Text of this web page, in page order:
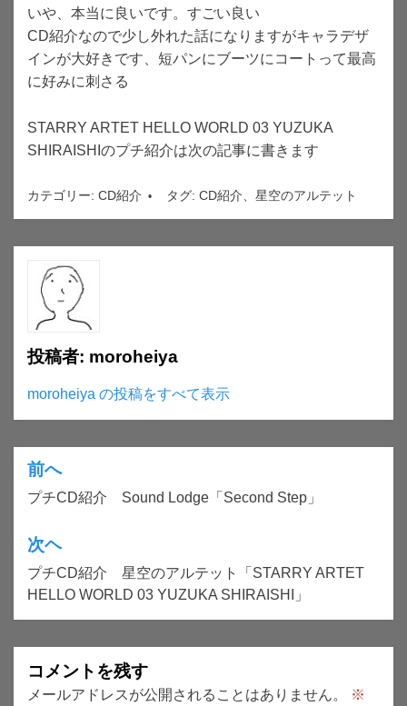
いや、本当に良いです。すごい良い
CD紹介なので少し外れた話になりますがキャラデザ
インが大好きです、短パンにブーツにコートって最高
に好みに刺さる
STARRY ARTET HELLO WORLD 03 YUZUKA
SHIRAISHIのプチ紹介は次の記事に書きます
カテゴリー: CD紹介 タグ: CD紹介、 星空のアルテット
投稿者: moroheiya
moroheiya の投稿をすべて表示
投
稿
ナ
ビ
ゲ
ー
シ
ョ
前へ
プチCD紹介 Sound Lodge「Second Step」
次ヘ
プチCD紹介 星空のアルテット「STARRY ARTET
HELLO WORLD 03 YUZUKA SHIRAISHI」
コメントを残す
メールアドレスが公開されることはありません。 ※